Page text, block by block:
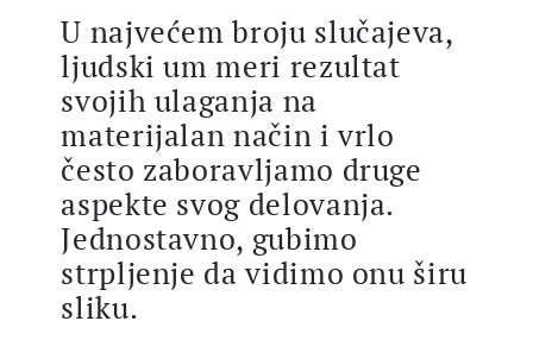
U najvećem broju slučajeva,
ljudski um meri rezultat
svojih ulaganja na
materijalan način i vrlo
često zaboravljamo druge
aspekte svog delovanja.
Jednostavno, gubimo
strpljenje da vidimo onu širu
sliku.